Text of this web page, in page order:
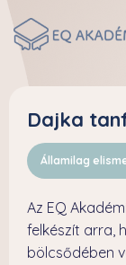
Dajka
Államilag
Az EQ
felkészít arra,
bölcsődében